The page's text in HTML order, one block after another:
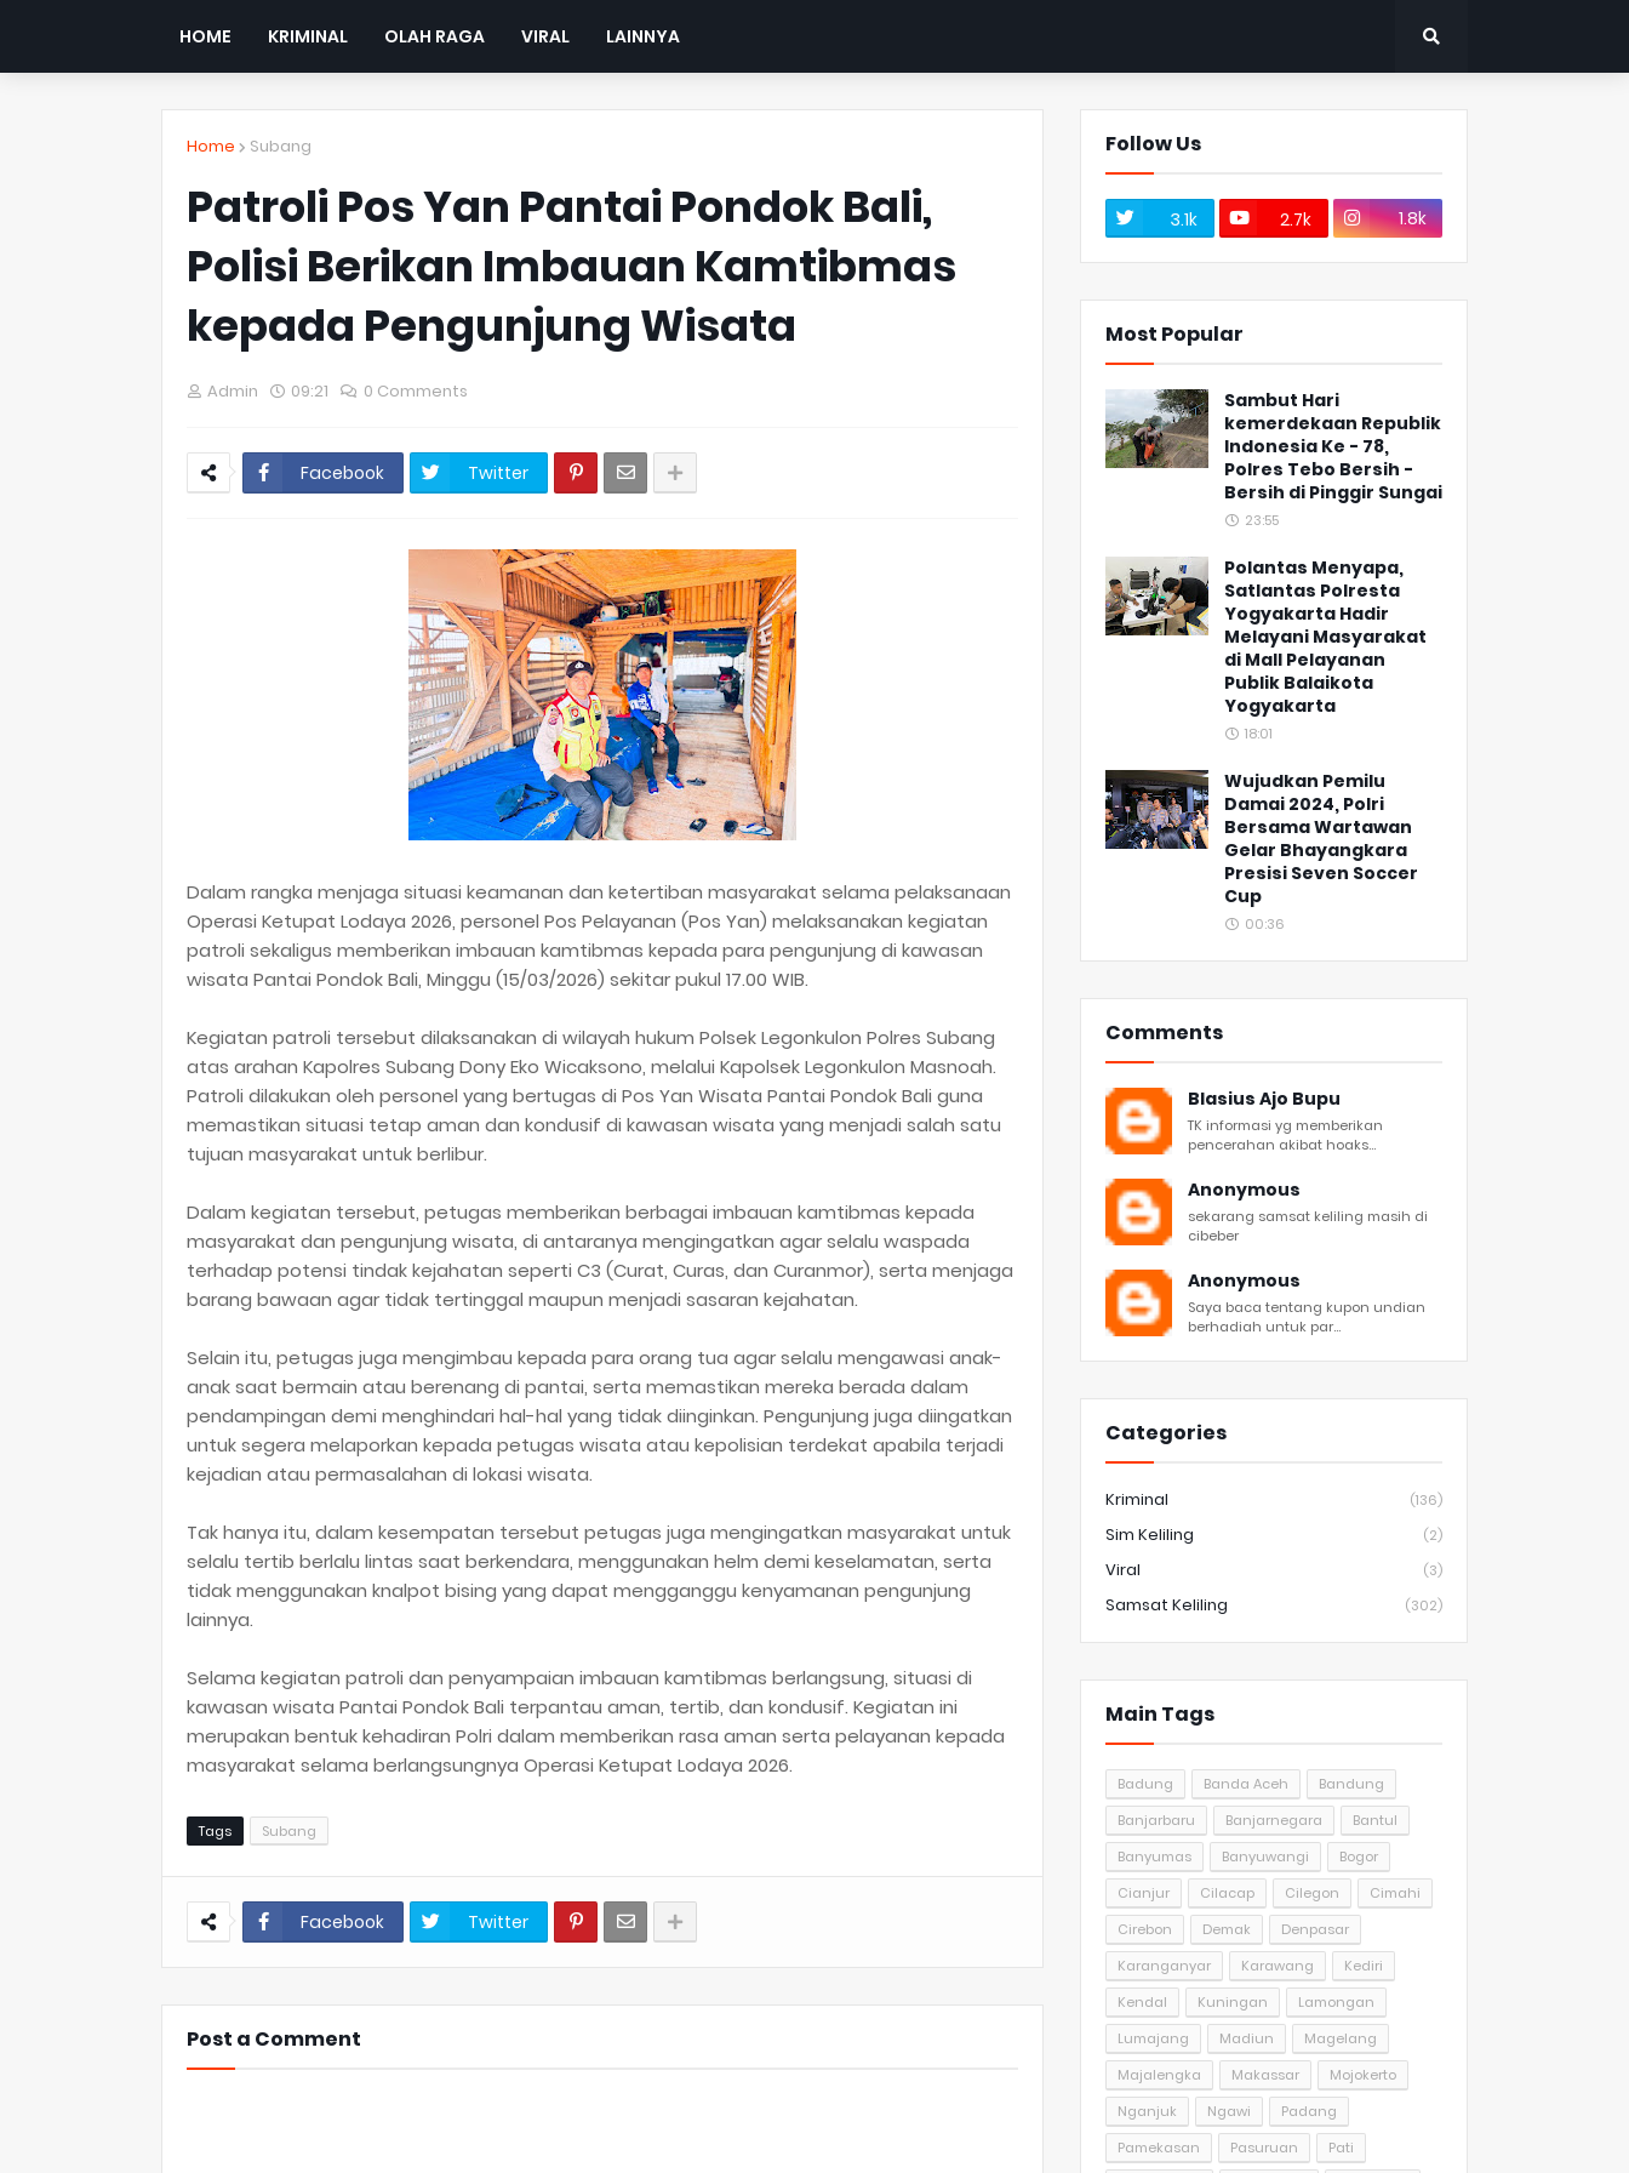
HOME KRIMINAL OLAH RAGA VIRAL LAINNYA
Home Subang
Patroli Pos Yan Pantai Pondok Bali,
Polisi Berikan Imbauan Kamtibmas
kepada Pengunjung Wisata
Admin 09:21 0 Comments
Facebook Twitter
Dalam rangka menjaga situasi keamanan dan ketertiban masyarakat selama pelaksanaan
Operasi Ketupat Lodaya 2026, personel Pos Pelayanan (Pos Yan) melaksanakan kegiatan
patroli sekaligus memberikan imbauan kamtibmas kepada para pengunjung di kawasan
wisata Pantai Pondok Bali, Minggu (15/03/2026) sekitar pukul 17.00 WIB.
Kegiatan patroli tersebut dilaksanakan di wilayah hukum Polsek Legonkulon Polres Subang
atas arahan Kapolres Subang Dony Eko Wicaksono, melalui Kapolsek Legonkulon Masnoah.
Patroli dilakukan oleh personel yang bertugas di Pos Yan Wisata Pantai Pondok Bali guna
memastikan situasi tetap aman dan kondusif di kawasan wisata yang menjadi salah satu
tujuan masyarakat untuk berlibur.
Dalam kegiatan tersebut, petugas memberikan berbagai imbauan kamtibmas kepada
masyarakat dan pengunjung wisata, di antaranya mengingatkan agar selalu waspada
terhadap potensi tindak kejahatan seperti C3 (Curat, Curas, dan Curanmor), serta menjaga
barang bawaan agar tidak tertinggal maupun menjadi sasaran kejahatan.
Selain itu, petugas juga mengimbau kepada para orang tua agar selalu mengawasi anak-
anak saat bermain atau berenang di pantai, serta memastikan mereka berada dalam
pendampingan demi menghindari hal-hal yang tidak diinginkan. Pengunjung juga diingatkan
untuk segera melaporkan kepada petugas wisata atau kepolisian terdekat apabila terjadi
kejadian atau permasalahan di lokasi wisata.
Tak hanya itu, dalam kesempatan tersebut petugas juga mengingatkan masyarakat untuk
selalu tertib berlalu lintas saat berkendara, menggunakan helm demi keselamatan, serta
tidak menggunakan knalpot bising yang dapat mengganggu kenyamanan pengunjung
lainnya.
Selama kegiatan patroli dan penyampaian imbauan kamtibmas berlangsung, situasi di
kawasan wisata Pantai Pondok Bali terpantau aman, tertib, dan kondusif. Kegiatan ini
merupakan bentuk kehadiran Polri dalam memberikan rasa aman serta pelayanan kepada
masyarakat selama berlangsungnya Operasi Ketupat Lodaya 2026.
Tags Subang
Facebook Twitter
Post a Comment
Follow Us
3.1k 2.7k 1.8k
Most Popular
Sambut Hari
kemerdekaan Republik
Indonesia Ke - 78,
Polres Tebo Bersih -
Bersih di Pinggir Sungai
23:55
Polantas Menyapa,
Satlantas Polresta
Yogyakarta Hadir
Melayani Masyarakat
di Mall Pelayanan
Publik Balaikota
Yogyakarta
18:01
Wujudkan Pemilu
Damai 2024, Polri
Bersama Wartawan
Gelar Bhayangkara
Presisi Seven Soccer
Cup
00:36
Comments
Blasius Ajo Bupu
TK informasi yg memberikan
pencerahan akibat hoaks...
Anonymous
sekarang samsat keliling masih di
cibeber
Anonymous
Saya baca tentang kupon undian
berhadiah untuk par...
Categories
Kriminal (136)
Sim Keliling (2)
Viral (3)
Samsat Keliling (302)
Main Tags
Badung Banda Aceh
Bandung
Banjarbaru
Banjarnegara
Bantul
Banyumas
Banyuwangi
Bogor
Cianjur
Cilacap Cilegon
Cimahi
Cirebon
Demak
Denpasar
Karanganyar
Karawang
Kediri
Kendal
Kuningan
Lamongan
Lumajang
Madiun
Magelang
Majalengka
Makassar
Mojokerto
Nganjuk
Ngawi
Padang
Pamekasan
Pasuruan
Pati